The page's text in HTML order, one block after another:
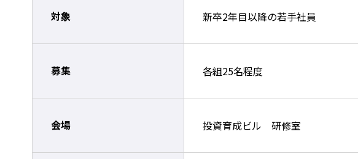
対象 新卒2年目以降の若手社員
募集 各組25名程度
会場 投資育成ビル 研修室